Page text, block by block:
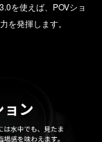
を使えば、POVショ
を発揮します。